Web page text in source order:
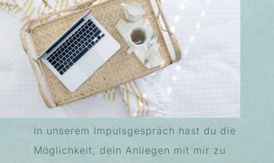
In unserem Impulsgespräch hast du die
Möglichkeit, dein Anliegen mit mir zu